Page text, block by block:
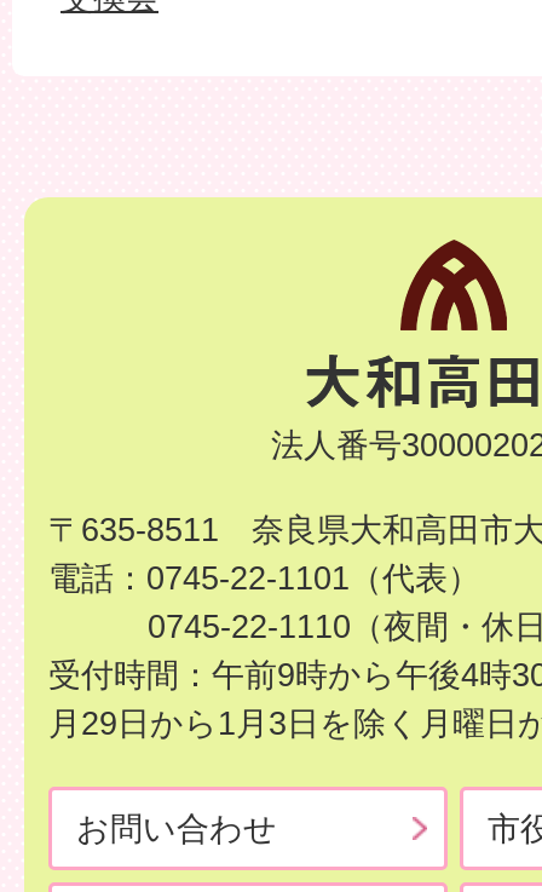
法人番号
〒635-8511 奈良県大和高田市
電話：0745-22-1101（代表）
0745-22-1110（夜間・休
受付時間：午前9時から午後4時
月29日から1月3日を除く月曜日
お問い合わせ 市